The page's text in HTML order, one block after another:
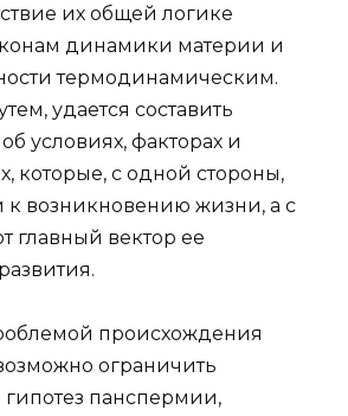
их общей логике
динамики материи и
термодинамическим.
удается составить
условиях, факторах и
которые, с одной стороны,
к возникновению жизни, а с
главный вектор ее
происхождения
ограничить
панспермии,